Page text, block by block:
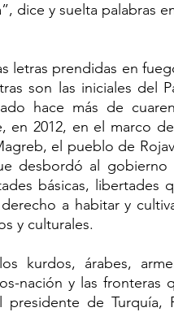
dice y suelta palabras
letras prendidas en
son las iniciales del
hace más de
2012, en el marco
el pueblo de
desbordó al gobierno
básicas, libertades
a habitar y
y culturales.
kurdos, árabes,
nación y las fronteras
de Turquía,